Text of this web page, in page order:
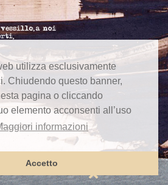
utilizza esclusivamente
Chiudendo questo banner,
pagina o cliccando
elemento acconsenti all’uso
informazioni
Accetto